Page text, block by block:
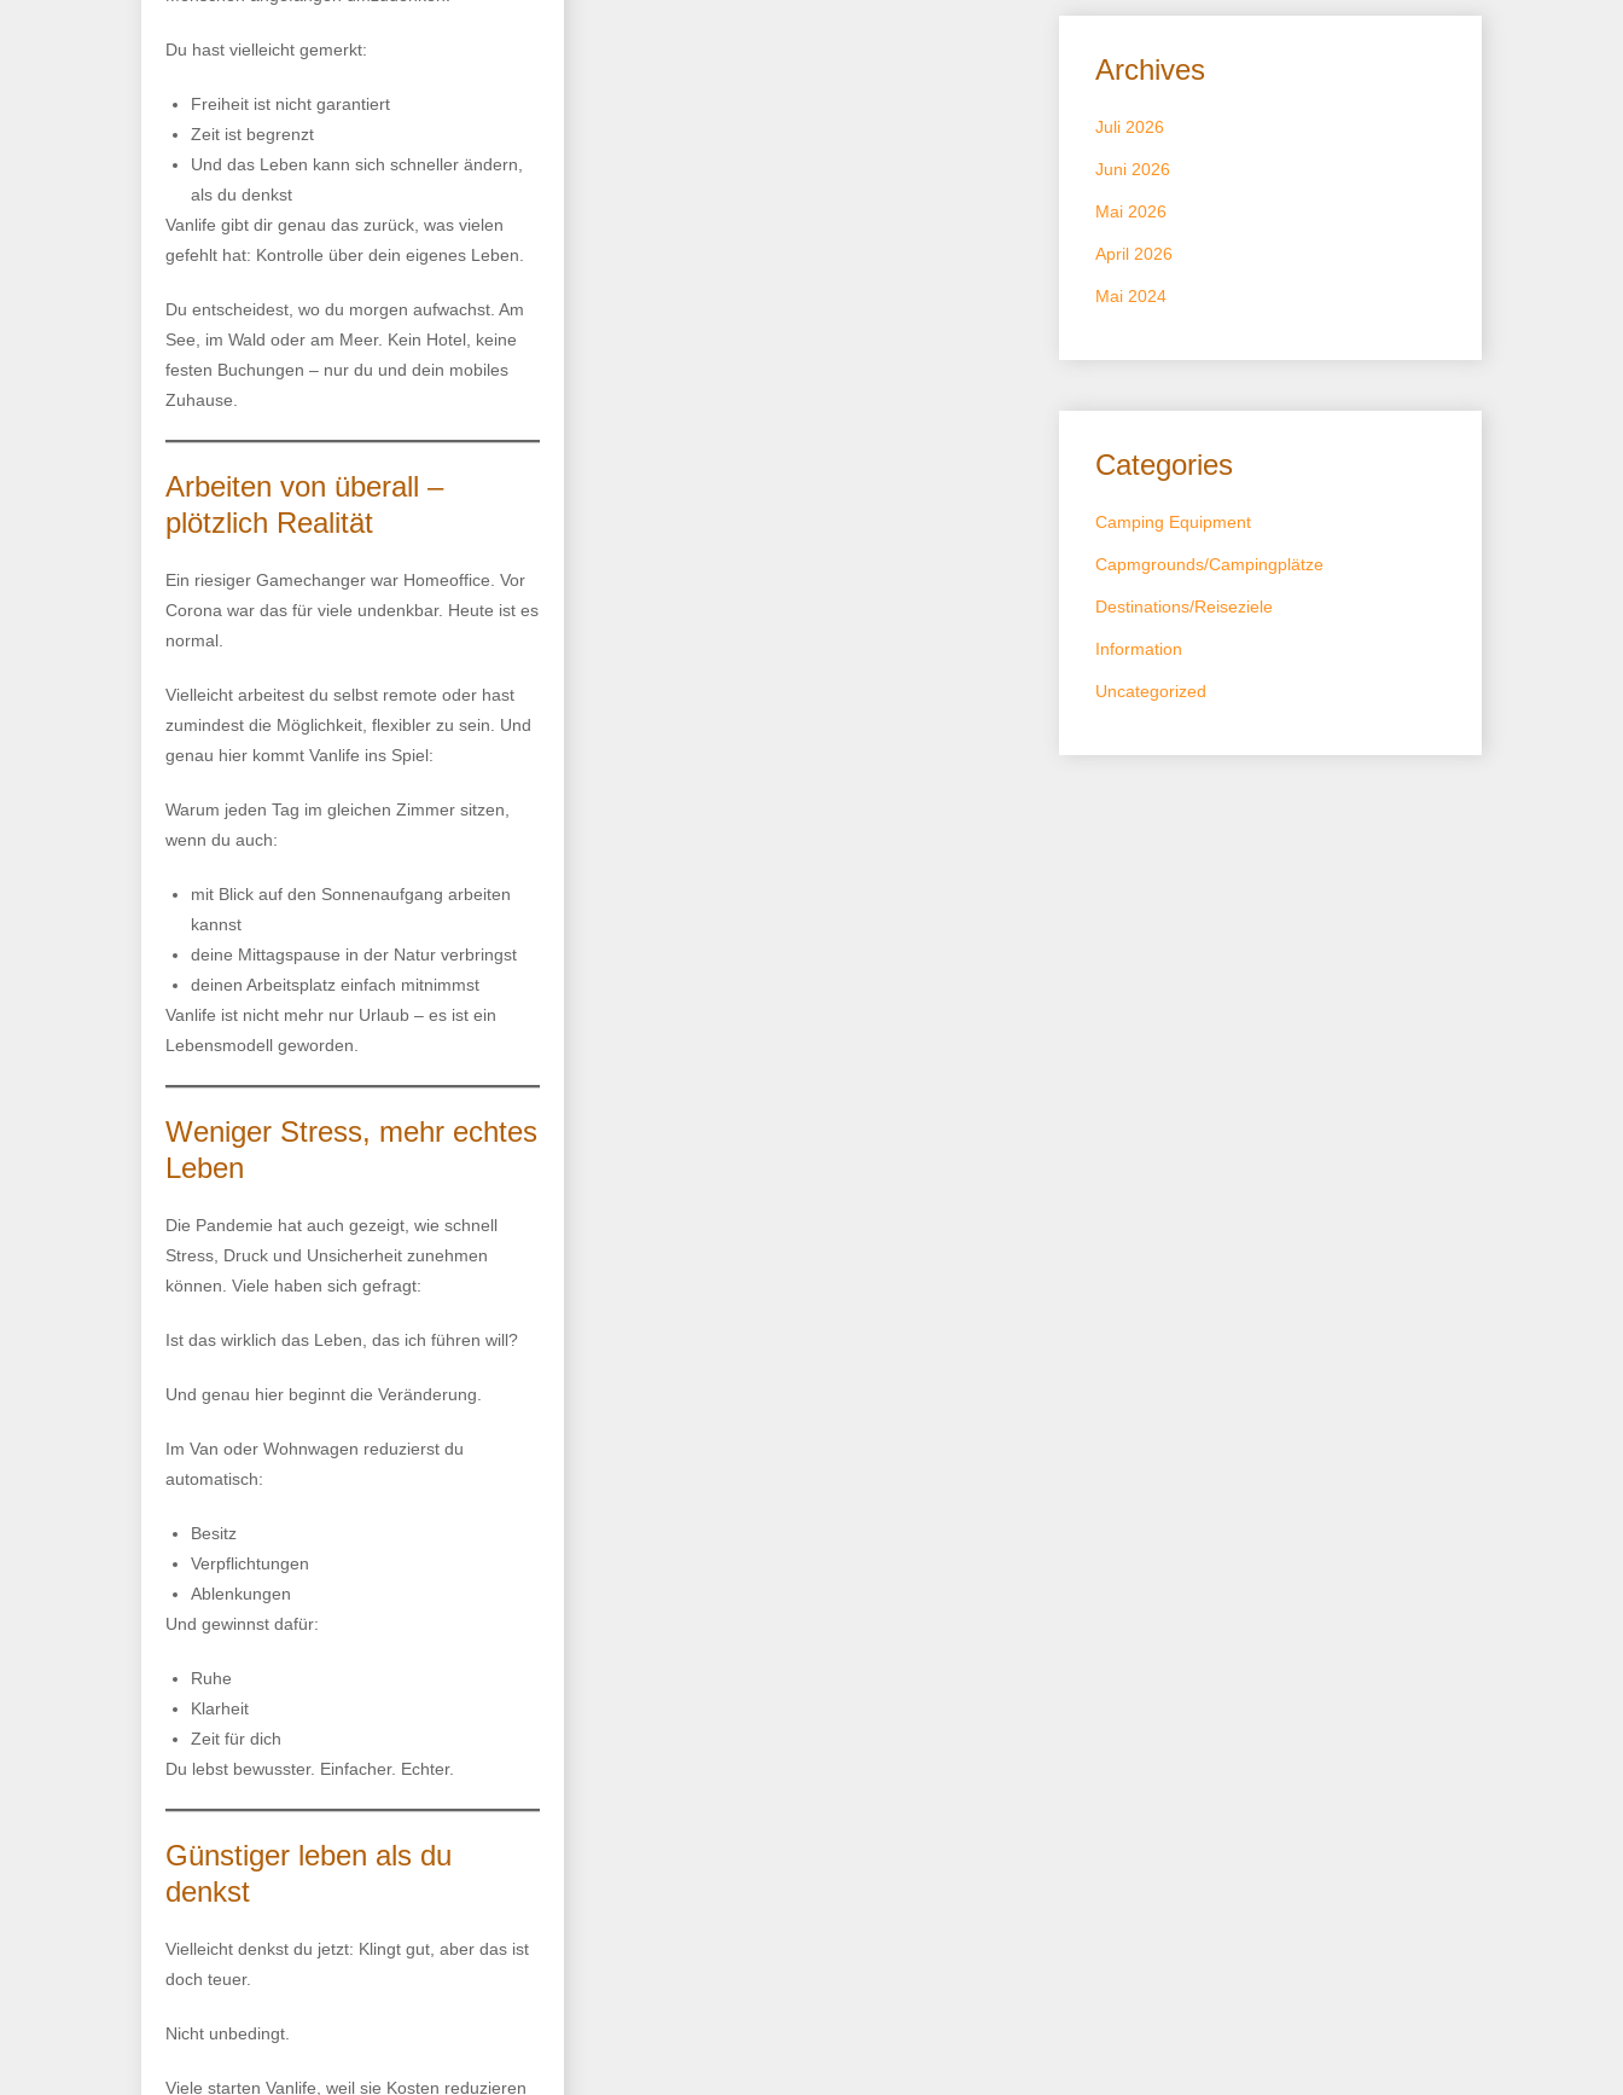
Vanlife
Wohnwagenlife
leben
Du hast vielleicht gemerkt:
Freiheit ist nicht garantiert
Zeit ist begrenzt
Und das Leben kann sich schneller ändern,
als du denkst
Vanlife gibt dir genau das zurück, was vielen
gefehlt hat: Kontrolle über dein eigenes Leben.
Du entscheidest, wo du morgen aufwachst. Am
See, im Wald oder am Meer. Kein Hotel, keine
festen Buchungen – nur du und dein mobiles
Zuhause.
Arbeiten von überall –
plötzlich Realität
Ein riesiger Gamechanger war Homeoffice. Vor
Corona war das für viele undenkbar. Heute ist es
normal.
Vielleicht arbeitest du selbst remote oder hast
zumindest die Möglichkeit, flexibler zu sein. Und
genau hier kommt Vanlife ins Spiel:
Warum jeden Tag im gleichen Zimmer sitzen,
wenn du auch:
mit Blick auf den Sonnenaufgang arbeiten
kannst
deine Mittagspause in der Natur verbringst
deinen Arbeitsplatz einfach mitnimmst
Vanlife ist nicht mehr nur Urlaub – es ist ein
Lebensmodell geworden.
Weniger Stress, mehr echtes
Leben
Die Pandemie hat auch gezeigt, wie schnell
Stress, Druck und Unsicherheit zunehmen
können. Viele haben sich gefragt:
Ist das wirklich das Leben, das ich führen will?
Und genau hier beginnt die Veränderung.
Im Van oder Wohnwagen reduzierst du
automatisch:
Besitz
Verpflichtungen
Ablenkungen
Und gewinnst dafür:
Ruhe
Klarheit
Zeit für dich
Du lebst bewusster. Einfacher. Echter.
Günstiger leben als du
denkst
Vielleicht denkst du jetzt: Klingt gut, aber das ist
doch teuer.
Nicht unbedingt.
Viele starten Vanlife, weil sie Kosten reduzieren
Archives
Juli 2026
Juni 2026
Mai 2026
April 2026
Mai 2024
Categories
Camping Equipment
Capmgrounds/Campingplätze
Destinations/Reiseziele
Information
Uncategorized